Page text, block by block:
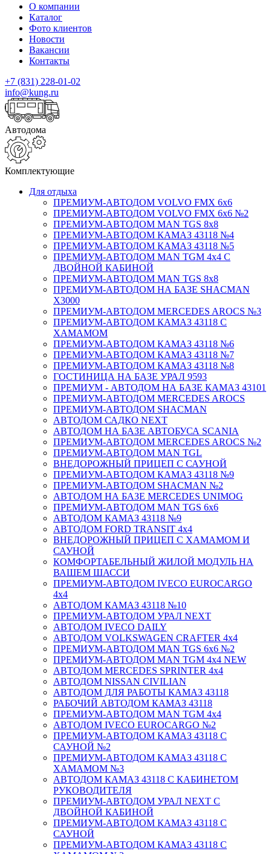
О компании
Каталог
Фото клиентов
Новости
Вакансии
Контакты
+7 (831) 228-01-02
info@kung.ru
Автодома
Комплектующие
Для отдыха
ПРЕМИУМ-АВТОДОМ VOLVO FMX 6x6
ПРЕМИУМ-АВТОДОМ VOLVO FMX 6x6 №2
ПРЕМИУМ-АВТОДОМ MAN TGS 8х8
ПРЕМИУМ-АВТОДОМ КАМАЗ 43118 №4
ПРЕМИУМ-АВТОДОМ КАМАЗ 43118 №5
ПРЕМИУМ-АВТОДОМ MAN TGM 4х4 С
ДВОЙНОЙ КАБИНОЙ
ПРЕМИУМ-АВТОДОМ MAN TGS 8х8
ПРЕМИУМ-АВТОДОМ НА БАЗЕ SHACMAN
X3000
ПРЕМИУМ-АВТОДОМ MERCEDES AROCS №3
ПРЕМИУМ-АВТОДОМ КАМАЗ 43118 С
ХАМАМОМ
ПРЕМИУМ-АВТОДОМ КАМАЗ 43118 №6
ПРЕМИУМ-АВТОДОМ КАМАЗ 43118 №7
ПРЕМИУМ-АВТОДОМ КАМАЗ 43118 №8
ГОСТИНИЦА НА БАЗЕ УРАЛ 9593
ПРЕМИУМ - АВТОДОМ НА БАЗЕ КАМАЗ 43101
ПРЕМИУМ-АВТОДОМ MERCEDES AROCS
ПРЕМИУМ-АВТОДОМ SHACMAN
АВТОДОМ САДКО NEXT
АВТОДОМ НА БАЗЕ АВТОБУСА SCANIA
ПРЕМИУМ-АВТОДОМ MERCEDES AROCS №2
ПРЕМИУМ-АВТОДОМ MAN TGL
ВНЕДОРОЖНЫЙ ПРИЦЕП С САУНОЙ
ПРЕМИУМ-АВТОДОМ КАМАЗ 43118 №9
ПРЕМИУМ-АВТОДОМ SHACMAN №2
АВТОДОМ НА БАЗЕ MERCEDES UNIMOG
ПРЕМИУМ-АВТОДОМ MAN TGS 6х6
АВТОДОМ КАМАЗ 43118 №9
АВТОДОМ FORD TRANSIT 4x4
ВНЕДОРОЖНЫЙ ПРИЦЕП С ХАМАМОМ И
САУНОЙ
КОМФОРТАБЕЛЬНЫЙ ЖИЛОЙ МОДУЛЬ НА
ВАШЕМ ШАССИ
ПРЕМИУМ-АВТОДОМ IVECO EUROCARGO
4х4
АВТОДОМ КАМАЗ 43118 №10
ПРЕМИУМ-АВТОДОМ УРАЛ NEXT
АВТОДОМ IVECO DAILY
АВТОДОМ VOLKSWAGEN CRAFTER 4х4
ПРЕМИУМ-АВТОДОМ MAN TGS 6х6 №2
ПРЕМИУМ-АВТОДОМ MAN TGM 4x4 NEW
АВТОДОМ MERCEDES SPRINTER 4x4
АВТОДОМ NISSAN CIVILIAN
АВТОДОМ ДЛЯ РАБОТЫ КАМАЗ 43118
РАБОЧИЙ АВТОДОМ КАМАЗ 43118
ПРЕМИУМ-АВТОДОМ MAN TGM 4x4
АВТОДОМ IVECO EUROCARGO №2
ПРЕМИУМ-АВТОДОМ КАМАЗ 43118 С
САУНОЙ №2
ПРЕМИУМ-АВТОДОМ КАМАЗ 43118 С
ХАМАМОМ №3
АВТОДОМ КАМАЗ 43118 С КАБИНЕТОМ
РУКОВОДИТЕЛЯ
ПРЕМИУМ-АВТОДОМ УРАЛ NEXT С
ДВОЙНОЙ КАБИНОЙ
ПРЕМИУМ-АВТОДОМ КАМАЗ 43118 С
САУНОЙ
ПРЕМИУМ-АВТОДОМ КАМАЗ 43118 С